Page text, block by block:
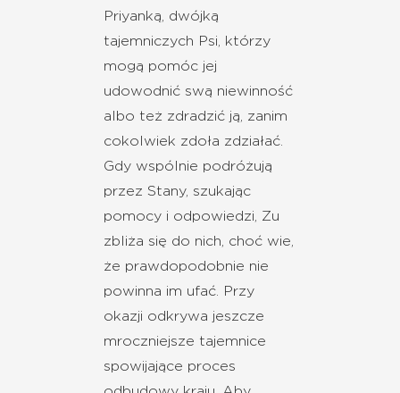
Priyanką, dwójką
tajemniczych Psi, którzy
mogą pomóc jej
udowodnić swą niewinność
albo też zdradzić ją, zanim
cokolwiek zdoła zdziałać.
Gdy wspólnie podróżują
przez Stany, szukając
pomocy i odpowiedzi, Zu
zbliża się do nich, choć wie,
że prawdopodobnie nie
powinna im ufać. Przy
okazji odkrywa jeszcze
mroczniejsze tajemnice
spowijające proces